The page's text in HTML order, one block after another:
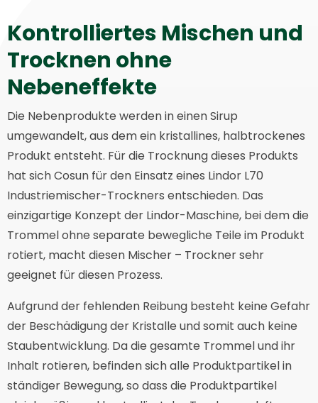
Kontrolliertes Mischen und
Trocknen ohne
Nebeneffekte
Die Nebenprodukte werden in einen Sirup
umgewandelt, aus dem ein kristallines, halbtrockenes
Produkt entsteht. Für die Trocknung dieses Produkts
hat sich Cosun für den Einsatz eines Lindor L70
Industriemischer-Trockners entschieden. Das
einzigartige Konzept der Lindor-Maschine, bei dem die
Trommel ohne separate bewegliche Teile im Produkt
rotiert, macht diesen Mischer – Trockner sehr
geeignet für diesen Prozess.
Aufgrund der fehlenden Reibung besteht keine Gefahr
der Beschädigung der Kristalle und somit auch keine
Staubentwicklung. Da die gesamte Trommel und ihr
Inhalt rotieren, befinden sich alle Produktpartikel in
ständiger Bewegung, so dass die Produktpartikel